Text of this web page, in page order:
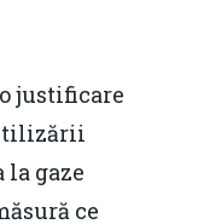
justificare
la gaze
ce